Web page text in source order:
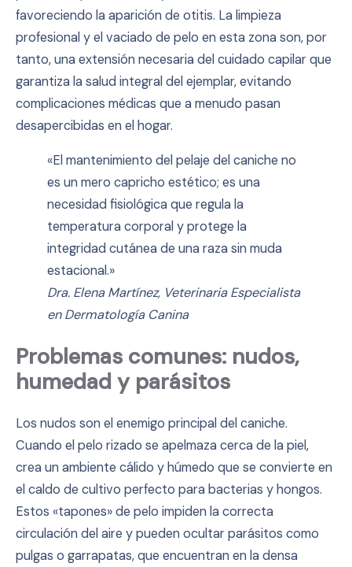
favoreciendo la aparición de otitis. La limpieza
profesional y el vaciado de pelo en esta zona son, por
tanto, una extensión necesaria del cuidado capilar que
garantiza la salud integral del ejemplar, evitando
complicaciones médicas que a menudo pasan
desapercibidas en el hogar.
«El mantenimiento del pelaje del caniche no
es un mero capricho estético; es una
necesidad fisiológica que regula la
temperatura corporal y protege la
integridad cutánea de una raza sin muda
estacional.»
Dra. Elena Martínez, Veterinaria Especialista
en Dermatología Canina
Problemas comunes: nudos,
humedad y parásitos
Los nudos son el enemigo principal del caniche.
Cuando el pelo rizado se apelmaza cerca de la piel,
crea un ambiente cálido y húmedo que se convierte en
el caldo de cultivo perfecto para bacterias y hongos.
Estos «tapones» de pelo impiden la correcta
circulación del aire y pueden ocultar parásitos como
pulgas o garrapatas, que encuentran en la densa